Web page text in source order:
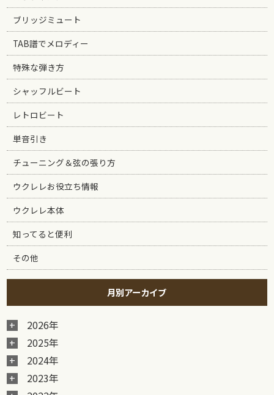
ブリッジミュート
TAB譜でメロディー
特殊な弾き方
シャッフルビート
レトロビート
単音引き
チューニング＆弦の張り方
ウクレレお役立ち情報
ウクレレ本体
知ってると便利
その他
月別アーカイブ
2026年
2025年
2024年
2023年